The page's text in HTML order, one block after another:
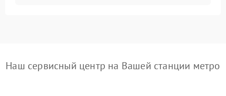
Наш сервисный центр на Вашей станции метро